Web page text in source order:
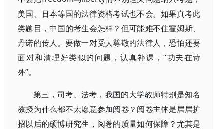
美国、日本等国的法律资格考试也不会。如果真考此
类题目，中国的考生会怎样？但可能难不住霍姆斯、
丹诺的传人。要做一对受人尊敬的法律人，恐怕还要
面对和清理好类似的问题，认真补课，“功夫在诗
外”。
第三，司考、法考，我国的大学教师特别是知名
教授为什么都不太愿意参加阅卷？阅卷主体是层层扩
招以后的硕博研究生，阅卷的质量如何保障？尤其是